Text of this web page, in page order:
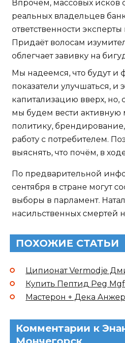
Впрочем, массовых исков
реальных владельцев
ответственности
Придаёт волосам
облегчает завивку на
Мы надеемся, что будут и
показатели улучшаться, и
капитализацию вверх, но,
мы будем вести активную
политику,
работу с потребителем.
выяснять, что почём, в
По предварительной
сентября в стране могут
выборы в парламент.
насильственных смертей
ПОХОЖИЕ СТАТЬИ
Ципионат Vermodje
Купить Пептид Peg
Мастерон + Дека
Комментарии к